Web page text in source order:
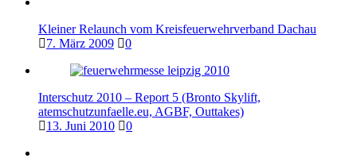
Kleiner Relaunch vom Kreisfeuerwehrverband Dachau
7. März 2009
0
Interschutz 2010 – Report 5 (Bronto Skylift,
atemschutzunfaelle.eu, AGBF, Outtakes)
13. Juni 2010
0